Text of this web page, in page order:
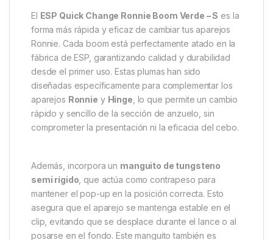
Descripción Specification
ESP Quick Change Ronnie Boom
Verde – S
ElESP Quick Change Ronnie Boom Verde – Ses la
forma más rápida y eficaz de cambiar tus aparejos
Ronnie. Cada boom está perfectamente atado en la
fábrica de ESP, garantizando calidad y durabilidad
desde el primer uso. Estas plumas han sido
diseñadas específicamente para complementar los